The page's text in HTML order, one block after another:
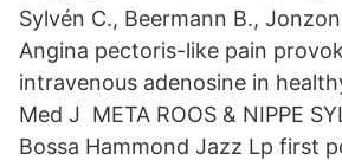
Sylvén C., Beermann B.,
Angina pectoris-like pain
intravenous adenosine in
Med J META ROOS & NIPPE
Bossa Hammond Jazz Lp first